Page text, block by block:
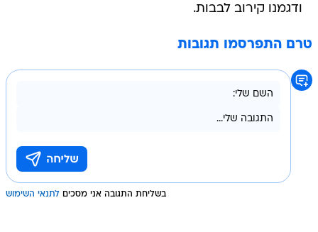
ודגמנו קירוב לבבות.
טרם התפרסמו תגובות
בשליחת התגובה אני מסכים לתנאי השימוש